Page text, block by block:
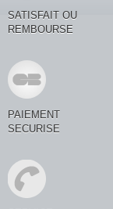
SATISFAIT OU
REMBOURSE
PAIEMENT
SECURISE